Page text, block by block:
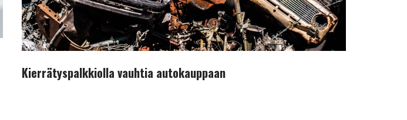
Kierrätyspalkkiolla vauhtia autokauppaan